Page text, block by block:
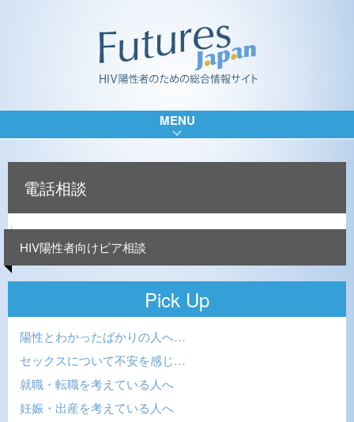
MENU
電話相談
HIV陽性者向けピア相談
Pick Up
陽性とわかったばかりの人へ…
セックスについて不安を感じ…
就職・転職を考えている人へ
妊娠・出産を考えている人へ